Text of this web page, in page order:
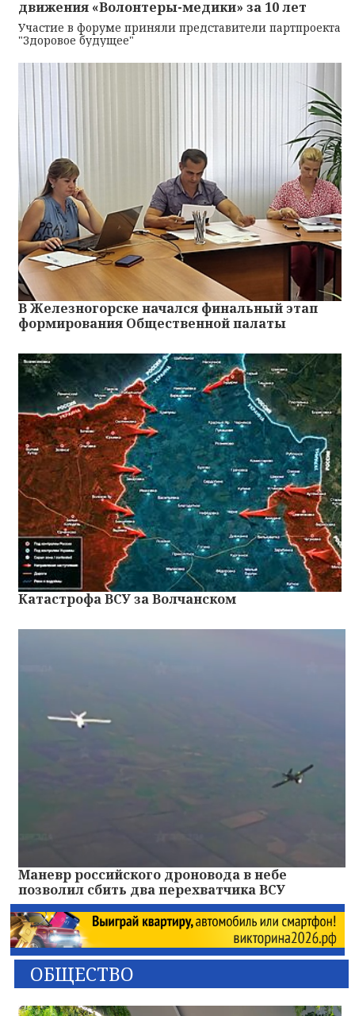
движения «Волонтеры-медики» за 10 лет
Участие в форуме приняли представители партпроекта
"Здоровое будущее"
В Железногорске начался финальный этап
формирования Общественной палаты
Катастрофа ВСУ за Волчанском
Маневр российского дроновода в небе
позволил сбить два перехватчика ВСУ
ОБЩЕСТВО